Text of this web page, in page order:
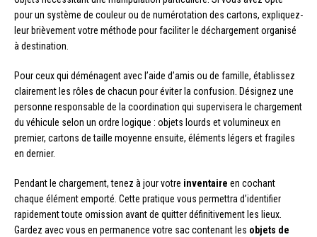
pour un système de couleur ou de numérotation des cartons, expliquez-
leur brièvement votre méthode pour faciliter le déchargement organisé
à destination.
Pour ceux qui déménagent avec l’aide d’amis ou de famille, établissez
clairement les rôles de chacun pour éviter la confusion. Désignez une
personne responsable de la coordination qui supervisera le chargement
du véhicule selon un ordre logique : objets lourds et volumineux en
premier, cartons de taille moyenne ensuite, éléments légers et fragiles
en dernier.
Pendant le chargement, tenez à jour votre inventaire en cochant
chaque élément emporté. Cette pratique vous permettra d’identifier
rapidement toute omission avant de quitter définitivement les lieux.
Gardez avec vous en permanence votre sac contenant les objets de